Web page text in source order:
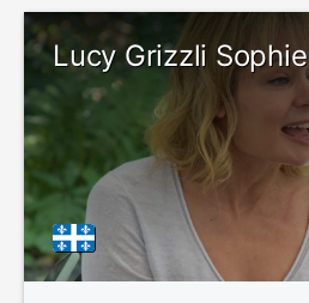
Lucy Grizzli Sophie